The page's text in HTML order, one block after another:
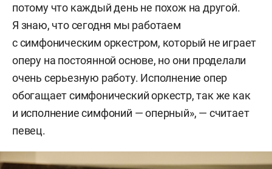
потому что каждый день не похож на другой.
Я знаю, что сегодня мы работаем
с симфоническим оркестром, который не играет
оперу на постоянной основе, но они проделали
очень серьезную работу. Исполнение опер
обогащает симфонический оркестр, так же как
и исполнение симфоний — оперный», — считает
певец.